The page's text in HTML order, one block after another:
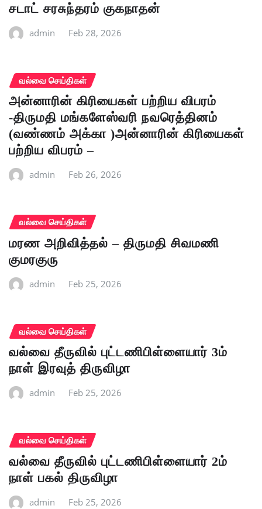
சடாட் சரசுந்தரம் குகநாதன்
admin Feb 28, 2026
வல்வை செய்திகள்
அன்னாரின் கிரியைகள் பற்றிய விபரம்
-திருமதி மங்களேஸ்வரி நவரெத்தினம்
(வண்ணம் அக்கா )அன்னாரின் கிரியைகள்
பற்றிய விபரம் –
admin Feb 26, 2026
வல்வை செய்திகள்
மரண அறிவித்தல் – திருமதி சிவமணி
குமரகுரு
admin Feb 25, 2026
வல்வை செய்திகள்
வல்வை தீருவில் புட்டணிபிள்ளையார் 3ம்
நாள் இரவுத் திருவிழா
admin Feb 25, 2026
வல்வை செய்திகள்
வல்வை தீருவில் புட்டணிபிள்ளையார் 2ம்
நாள் பகல் திருவிழா
admin Feb 25, 2026